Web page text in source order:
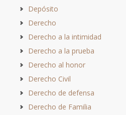
Depósito
Derecho
Derecho a la intimidad
Derecho a la prueba
Derecho al honor
Derecho Civil
Derecho de defensa
Derecho de Familia